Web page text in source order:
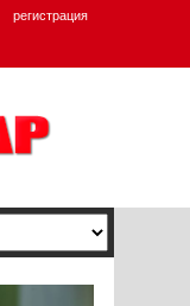
регистрация